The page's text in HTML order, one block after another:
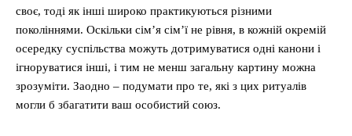
своє, тоді як інші широко практикуються різними
поколіннями. Оскільки сім’я сім’ї не рівня, в кожній окремій
осередку суспільства можуть дотримуватися одні канони і
ігноруватися інші, і тим не менш загальну картину можна
зрозуміти. Заодно – подумати про те, які з цих ритуалів
могли б збагатити ваш особистий союз.